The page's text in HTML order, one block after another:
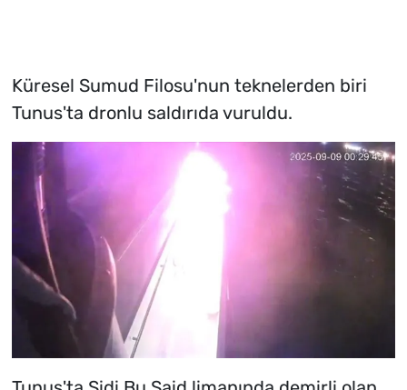
Küresel Sumud Filosu'nun teknelerden biri
Tunus'ta dronlu saldırıda vuruldu.